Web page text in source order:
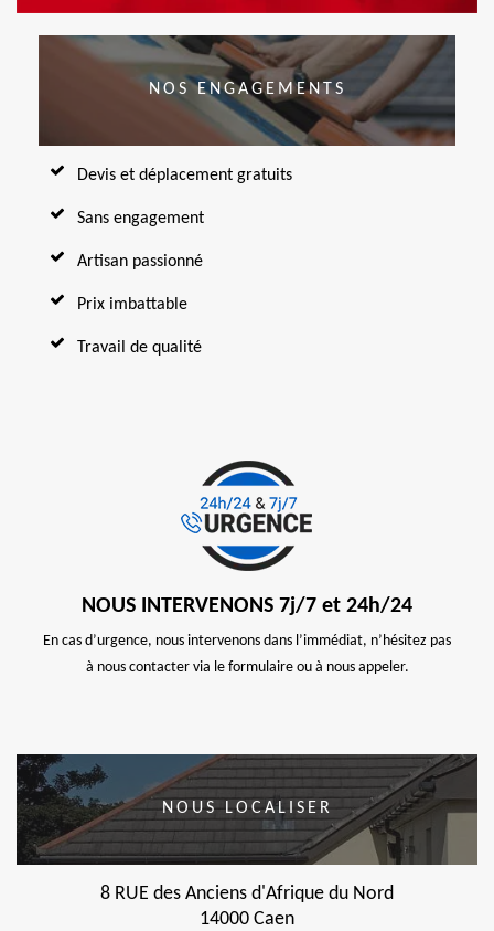
NOS ENGAGEMENTS
Devis et déplacement gratuits
Sans engagement
Artisan passionné
Prix imbattable
Travail de qualité
NOUS INTERVENONS 7j/7 et 24h/24
En cas d’urgence, nous intervenons dans l’immédiat, n’hésitez pas
à nous contacter via le formulaire ou à nous appeler.
NOUS LOCALISER
8 RUE des Anciens d'Afrique du Nord
14000 Caen